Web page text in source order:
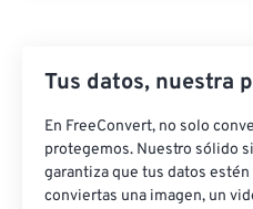
Tus datos, nuestra
En FreeConvert, no solo
protegemos. Nuestro sólido
garantiza que tus datos
conviertas una imagen, un